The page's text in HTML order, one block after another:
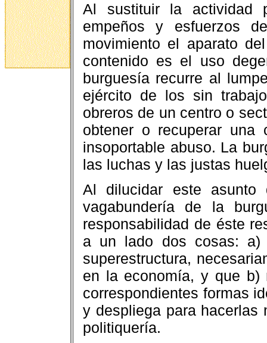
Al sustituir la actividad
empeños y esfuerzos
movimiento el aparato
contenido es el uso
burguesía recurre al
ejército de los sin
obreros de un centro o
obtener o recuperar
insoportable abuso. La
las luchas y las justas
Al dilucidar este
vagabundería de la
responsabilidad de éste
a un lado dos cosas: a)
superestructura,
en la economía, y que b)
correspondientes formas
y despliega para hacerlas
politiquería.